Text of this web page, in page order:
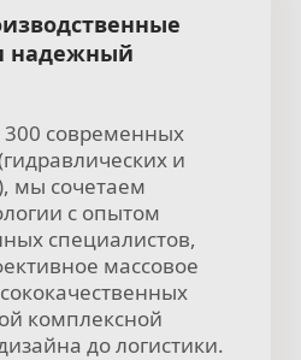
надежный
300 современных
и
мы сочетаем
с опытом
специалистов,
массовое
комплексной
до логистики.